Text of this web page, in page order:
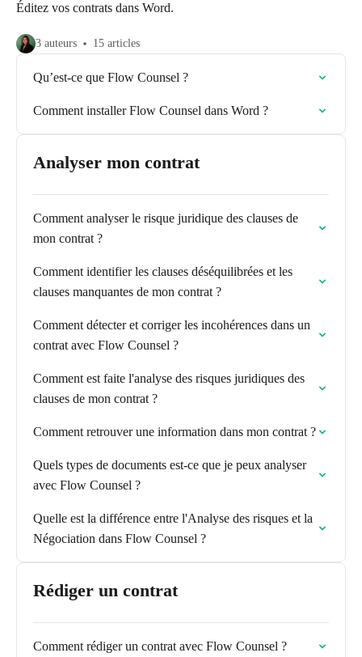
Éditez vos contrats dans Word.
3 auteurs 15 articles
Qu’est-ce que Flow Counsel ?
Comment installer Flow Counsel dans Word ?
Analyser mon contrat
Comment analyser le risque juridique des clauses de
mon contrat ?
Comment identifier les clauses déséquilibrées et les
clauses manquantes de mon contrat ?
Comment détecter et corriger les incohérences dans un
contrat avec Flow Counsel ?
Comment est faite l'analyse des risques juridiques des
clauses de mon contrat ?
Comment retrouver une information dans mon contrat ?
Quels types de documents est-ce que je peux analyser
avec Flow Counsel ?
Quelle est la différence entre l'Analyse des risques et la
Négociation dans Flow Counsel ?
Rédiger un contrat
Comment rédiger un contrat avec Flow Counsel ?